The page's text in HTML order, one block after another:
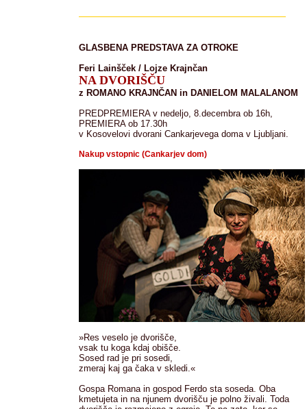
GLASBENA PREDSTAVA ZA OTROKE
Feri Lainšček / Lojze Krajnčan
NA DVORIŠČU
z ROMANO KRAJNČAN in DANIELOM MALALANOM
PREDPREMIERA v nedeljo, 8.decembra ob 16h,
PREMIERA ob 17.30h
v Kosovelovi dvorani Cankarjevega doma v Ljubljani.
Nakup vstopnic (Cankarjev dom)
»Res veselo je dvorišče,
vsak tu koga kdaj obišče.
Sosed rad je pri sosedi,
zmeraj kaj ga čaka v skledi.«
Gospa Romana in gospod Ferdo sta soseda. Oba
kmetujeta in na njunem dvorišču je polno živali. Toda